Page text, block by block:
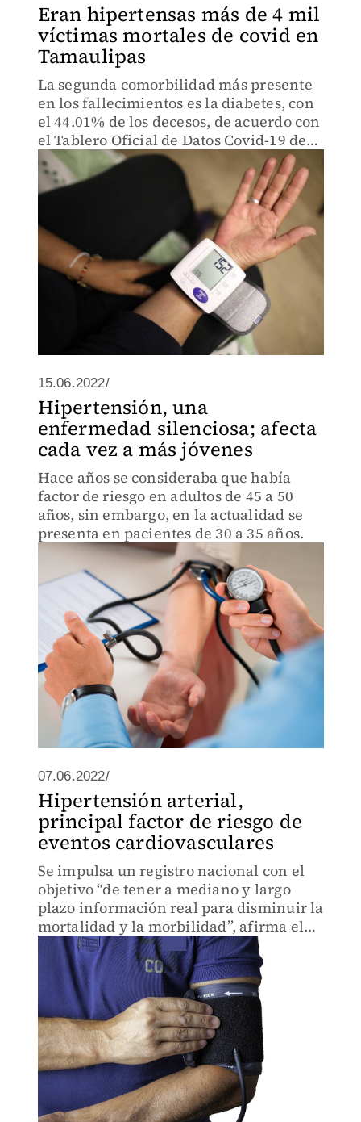
Eran hipertensas más de 4 mil
víctimas mortales de covid en
Tamaulipas
La segunda comorbilidad más presente
en los fallecimientos es la diabetes, con
el 44.01% de los decesos, de acuerdo con
el Tablero Oficial de Datos Covid-19 del
Gobierno de México, en su apartado
Tamaulipas.
15.06.2022/
Hipertensión, una
enfermedad silenciosa; afecta
cada vez a más jóvenes
Hace años se consideraba que había
factor de riesgo en adultos de 45 a 50
años, sin embargo, en la actualidad se
presenta en pacientes de 30 a 35 años.
07.06.2022/
Hipertensión arterial,
principal factor de riesgo de
eventos cardiovasculares
Se impulsa un registro nacional con el
objetivo “de tener a mediano y largo
plazo información real para disminuir la
mortalidad y la morbilidad”, afirma el
médico Adolfo Chávez Mendoza